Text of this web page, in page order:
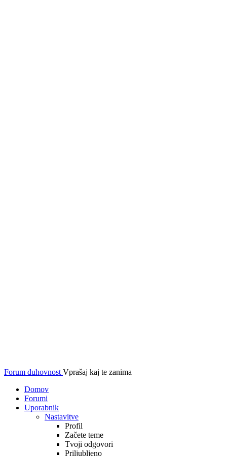
Forum duhovnost Vprašaj kaj te zanima
Domov
Forumi
Uporabnik
Nastavitve
Profil
Začete teme
Tvoji odgovori
Priljubljeno